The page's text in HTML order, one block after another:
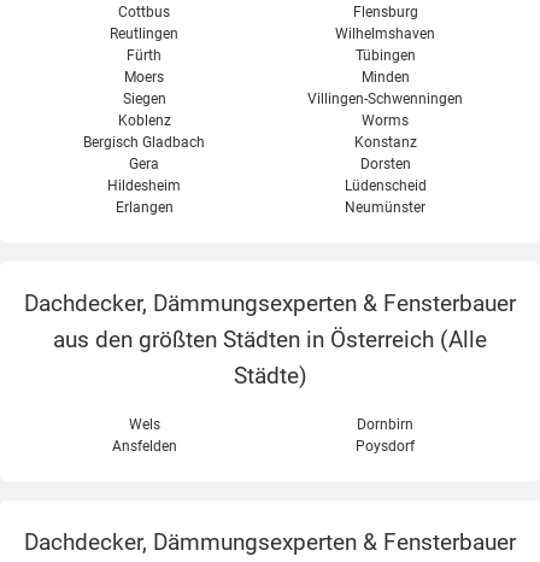
Cottbus
Reutlingen
Fürth
Moers
Siegen
Koblenz
Bergisch Gladbach
Gera
Hildesheim
Erlangen
Flensburg
Wilhelmshaven
Tübingen
Minden
Villingen-Schwenningen
Worms
Konstanz
Dorsten
Lüdenscheid
Neumünster
Dachdecker, Dämmungsexperten & Fensterbauer
aus den größten Städten in Österreich (Alle
Städte)
Wels
Dornbirn
Ansfelden
Poysdorf
Dachdecker, Dämmungsexperten & Fensterbauer